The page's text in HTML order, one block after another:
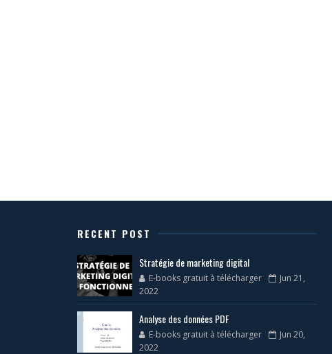
RECENT POST
Stratégie de marketing digital
E-books gratuit à télécharger
Jun 21,
2022
Analyse des données PDF
E-books gratuit à télécharger
Jun 20,
2022